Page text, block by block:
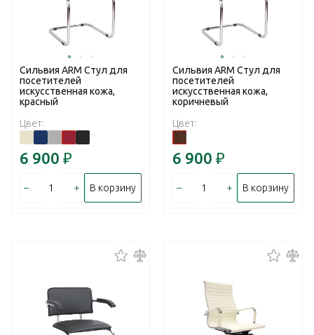
Сильвия ARM Стул для
посетителей
искусственная кожа,
красный
Цвет:
6 900 ₽
– + В корзину
Сильвия ARM Стул для
посетителей
искусственная кожа,
коричневый
Цвет:
6 900 ₽
– + В корзину